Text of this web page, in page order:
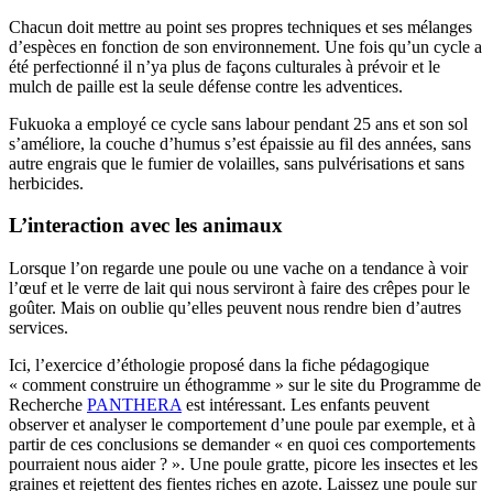
Chacun doit mettre au point ses propres techniques et ses mélanges
d’espèces en fonction de son environnement. Une fois qu’un cycle a
été perfectionné il n’ya plus de façons culturales à prévoir et le
mulch de paille est la seule défense contre les adventices.
Fukuoka a employé ce cycle sans labour pendant 25 ans et son sol
s’améliore, la couche d’humus s’est épaissie au fil des années, sans
autre engrais que le fumier de volailles, sans pulvérisations et sans
herbicides.
L’interaction avec les animaux
Lorsque l’on regarde une poule ou une vache on a tendance à voir
l’œuf et le verre de lait qui nous serviront à faire des crêpes pour le
goûter. Mais on oublie qu’elles peuvent nous rendre bien d’autres
services.
Ici, l’exercice d’éthologie proposé dans la fiche pédagogique
« comment construire un éthogramme » sur le site du Programme de
Recherche PANTHERA est intéressant. Les enfants peuvent
observer et analyser le comportement d’une poule par exemple, et à
partir de ces conclusions se demander « en quoi ces comportements
pourraient nous aider ? ». Une poule gratte, picore les insectes et les
graines et rejettent des fientes riches en azote. Laissez une poule sur